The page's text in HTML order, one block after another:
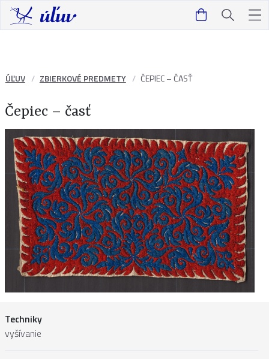
ÚĽUV ZBIERKOVÉ PREDMETY ČEPIEC – ČASŤ
Čepiec – časť
Techniky
vyšívanie